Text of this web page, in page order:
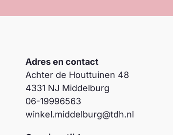
Adres en contact
Achter de Houttuinen 48
4331 NJ Middelburg
06-19996563
winkel.middelburg@tdh.nl